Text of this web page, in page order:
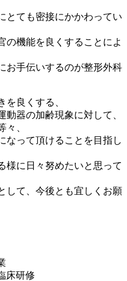
とても密接にかかわってい
の機能を良くすることによ
お手伝いするのが整形外科
を良くする、
動器の加齢現象に対して、
々、
なって頂けることを目指し
様に日々努めたいと思って
して、今後とも宜しくお願
床研修